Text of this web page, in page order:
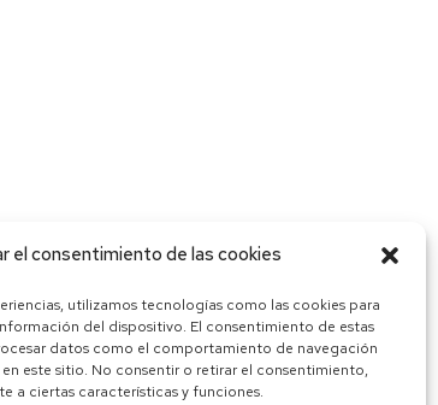
el consentimiento de las cookies
utilizamos tecnologías como las cookies para
del dispositivo. El consentimiento de estas
datos como el comportamiento de navegación
este sitio. No consentir o retirar el consentimiento,
a ciertas características y funciones.